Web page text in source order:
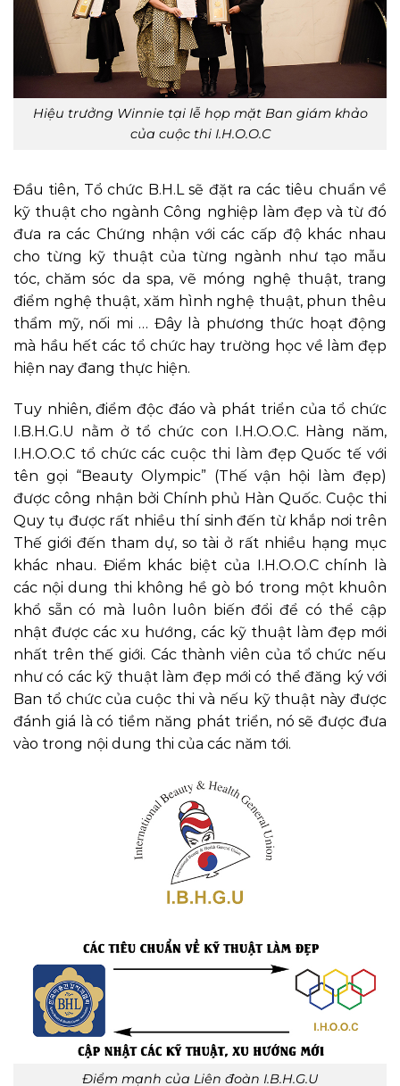
Hiệu trưởng Winnie tại lễ họp mặt Ban giám khảo
của cuộc thi I.H.O.O.C
Đầu tiên, Tổ chức B.H.L sẽ đặt ra các tiêu chuẩn về
kỹ thuật cho ngành Công nghiệp làm đẹp và từ đó
đưa ra các Chứng nhận với các cấp độ khác nhau
cho từng kỹ thuật của từng ngành như tạo mẫu
tóc, chăm sóc da spa, vẽ móng nghệ thuật, trang
điểm nghệ thuật, xăm hình nghệ thuật, phun thêu
thẩm mỹ, nối mi … Đây là phương thức hoạt động
mà hầu hết các tổ chức hay trường học về làm đẹp
hiện nay đang thực hiện.
Tuy nhiên, điểm độc đáo và phát triển của tổ chức
I.B.H.G.U nằm ở tổ chức con I.H.O.O.C. Hàng năm,
I.H.O.O.C tổ chức các cuộc thi làm đẹp Quốc tế với
tên gọi “Beauty Olympic” (Thế vận hội làm đẹp)
được công nhận bởi Chính phủ Hàn Quốc. Cuộc thi
Quy tụ được rất nhiều thí sinh đến từ khắp nơi trên
Thế giới đến tham dự, so tài ở rất nhiều hạng mục
khác nhau. Điểm khác biệt của I.H.O.O.C chính là
các nội dung thi không hề gò bó trong một khuôn
khổ sẵn có mà luôn luôn biến đổi để có thể cập
nhật được các xu hướng, các kỹ thuật làm đẹp mới
nhất trên thế giới. Các thành viên của tổ chức nếu
như có các kỹ thuật làm đẹp mới có thể đăng ký với
Ban tổ chức của cuộc thi và nếu kỹ thuật này được
đánh giá là có tiềm năng phát triển, nó sẽ được đưa
vào trong nội dung thi của các năm tới.
Điểm mạnh của Liên đoàn I.B.H.G.U